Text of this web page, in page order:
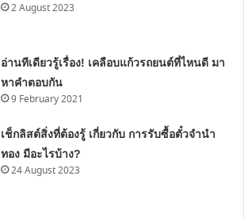
2 August 2023
อ่านทีเดียวรู้เรื่อง! เคลือบแก้วรถยนต์ที่ไหนดี มา
หาคำตอบกัน
9 February 2021
เช็กลิสต์สิ่งที่ต้องรู้ เกี่ยวกับ การรับซื้อตั๋วจำนำ
ทอง มีอะไรบ้าง?
24 August 2023